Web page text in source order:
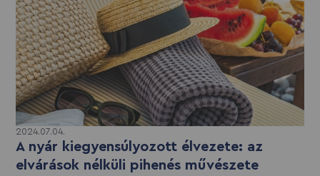
2024.07.04.
A nyár kiegyensúlyozott élvezete: az
elvárások nélküli pihenés művészete